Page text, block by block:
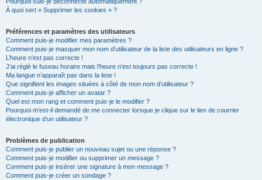
À quoi sert « Supprimer les cookies » ?
Préférences et paramètres des utilisateurs
Comment puis-je modifier mes paramètres ?
Comment puis-je masquer mon nom d’utilisateur de la liste des utilisateurs en ligne ?
L’heure n’est pas correcte !
J’ai réglé le fuseau horaire mais l’heure n’est toujours pas correcte !
Ma langue n’apparaît pas dans la liste !
Que signifient les images situées à côté de mon nom d’utilisateur ?
Comment puis-je afficher un avatar ?
Quel est mon rang et comment puis-je le modifier ?
Pourquoi m’est-il demandé de me connecter lorsque je clique sur le lien de courrier
électronique d’un utilisateur ?
Problèmes de publication
Comment puis-je publier un nouveau sujet ou une réponse ?
Comment puis-je modifier ou supprimer un message ?
Comment puis-je insérer une signature à mon message ?
Comment puis-je créer un sondage ?